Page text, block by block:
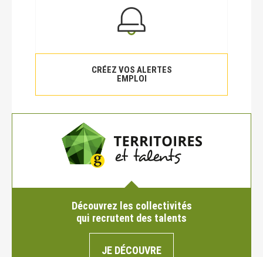
CRÉEZ VOS ALERTES
EMPLOI
Découvrez les collectivités
qui recrutent des talents
JE DÉCOUVRE